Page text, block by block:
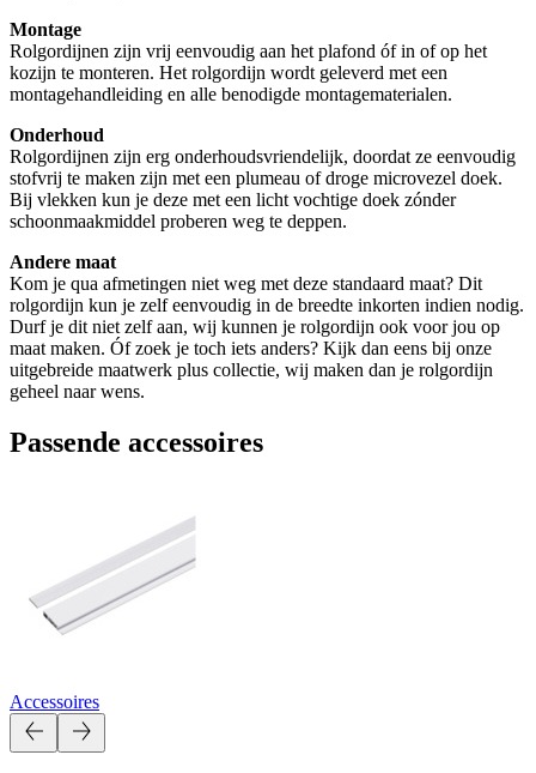
Montage
Rolgordijnen zijn vrij eenvoudig aan het plafond óf in of op het
kozijn te monteren. Het rolgordijn wordt geleverd met een
montagehandleiding en alle benodigde montagematerialen.
Onderhoud
Rolgordijnen zijn erg onderhoudsvriendelijk, doordat ze eenvoudig
stofvrij te maken zijn met een plumeau of droge microvezel doek.
Bij vlekken kun je deze met een licht vochtige doek zónder
schoonmaakmiddel proberen weg te deppen.
Andere maat
Kom je qua afmetingen niet weg met deze standaard maat? Dit
rolgordijn kun je zelf eenvoudig in de breedte inkorten indien nodig.
Durf je dit niet zelf aan, wij kunnen je rolgordijn ook voor jou op
maat maken. Óf zoek je toch iets anders? Kijk dan eens bij onze
uitgebreide maatwerk plus collectie, wij maken dan je rolgordijn
geheel naar wens.
Passende accessoires
Accessoires